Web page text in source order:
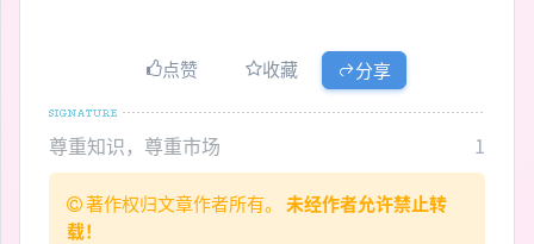
点赞 收藏 分享
尊重知识，尊重市场 1
著作权归文章作者所有。 未经作者允许禁止转
载！